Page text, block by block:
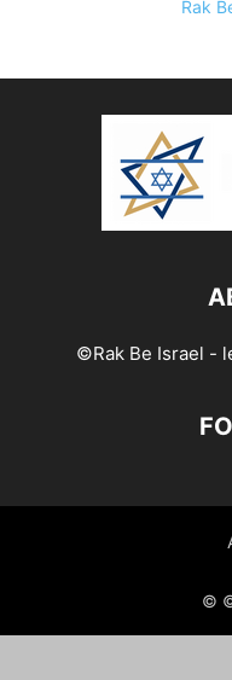
Rak
©Rak Be Israel -
©